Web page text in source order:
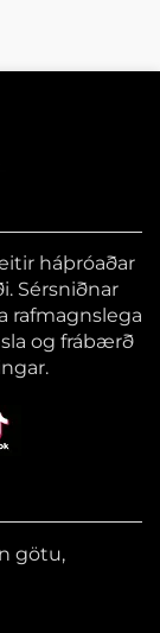
háþróaðar
Sérsniðnar
rafmagnslega
og frábærð
götu,